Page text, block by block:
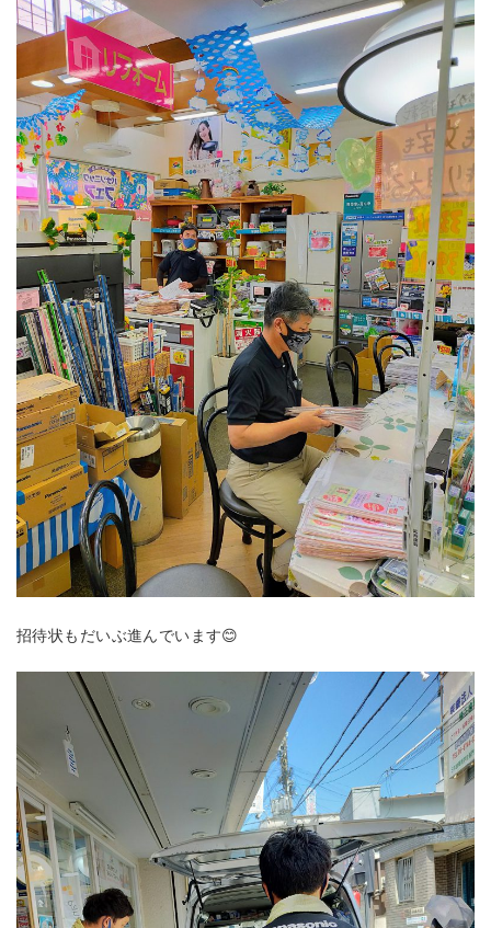
招待状もだいぶ進んでいます😊